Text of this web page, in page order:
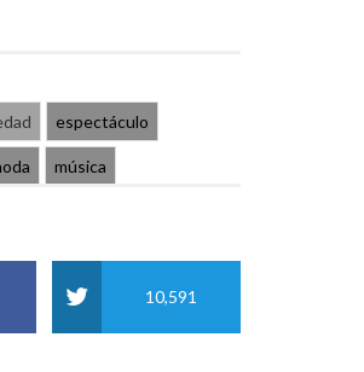
espectáculo
música
10,591